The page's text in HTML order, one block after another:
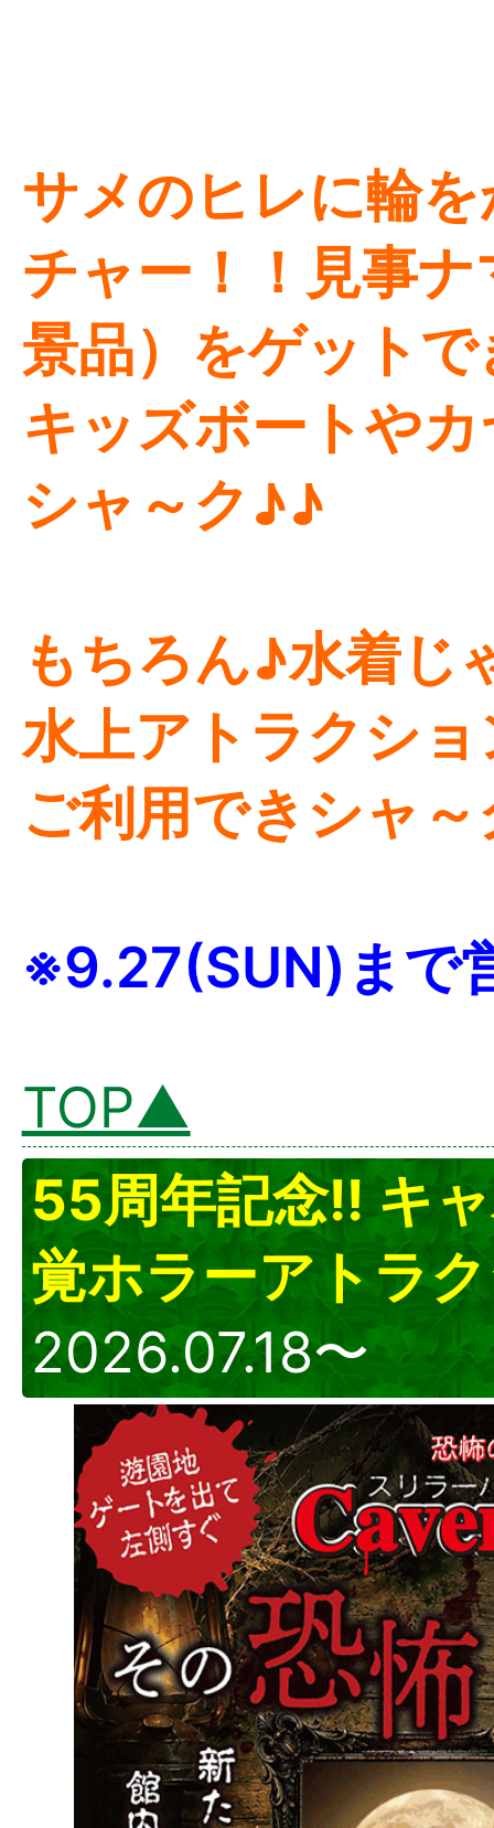
サメのヒレに輪
チャー！！見事
景品）をゲット
キッズボートや
シャ～ク♪♪
もちろん♪水着じ
水上アトラクシ
ご利用できシャ
※9.27(SUN)まで
TOP▲
55周年記念!! キ
覚ホラーアトラ
2026.07.18〜